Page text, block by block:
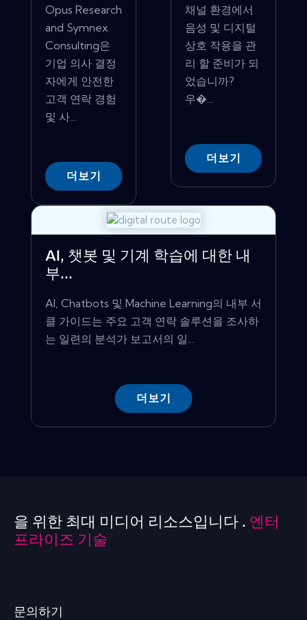
Opus Research
and Symnex
Consulting은
기업 의사 결정
자에게 안전한
고객 연락 경험
및 사...
더보기
채널 환경에서
음성 및 디지털
상호 작용을 관
리 할 준비가 되
었습니까?
우�...
더보기
AI, 챗봇 및 기계 학습에 대한 내
부...
AI, Chatbots 및 Machine Learning의 내부 서
클 가이드는 주요 고객 연락 솔루션을 조사하
는 일련의 분석가 보고서의 일...
더보기
을 위한 최대 미디어 리소스입니다 . 엔터
프라이즈 기술
문의하기